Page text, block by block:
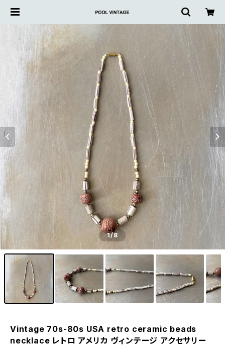
1/8
Vintage 70s-80s USA retro ceramic beads
necklace レトロ アメリカ ヴィンテージ アクセサリー